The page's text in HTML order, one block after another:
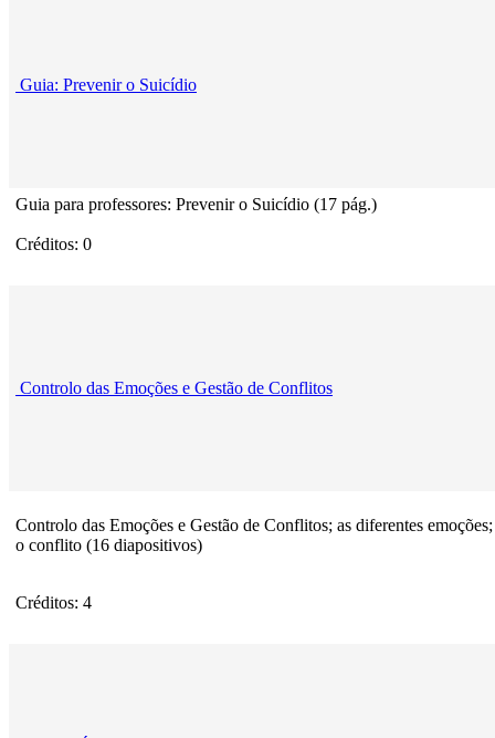
Guia: Prevenir o Suicídio
Guia para professores: Prevenir o Suicídio (17 pág.)
Créditos: 0
Controlo das Emoções e Gestão de Conflitos
Controlo das Emoções e Gestão de Conflitos; as diferentes emoções;
o conflito (16 diapositivos)
Créditos: 4